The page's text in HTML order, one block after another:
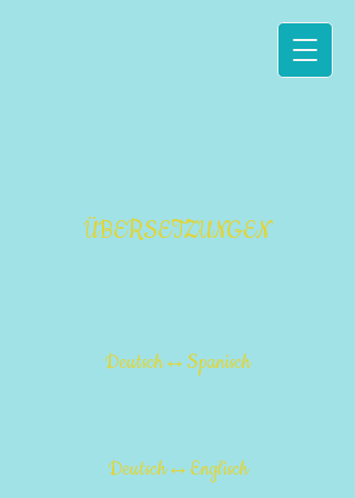
ÜBERSETZUNGEN
Deutsch↔Spanisch
Deutsch↔Englisch